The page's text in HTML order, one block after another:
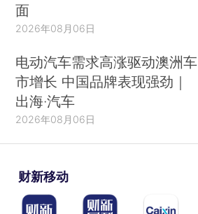
面
2026年08月06日
电动汽车需求高涨驱动澳洲车
市增长 中国品牌表现强劲｜
出海·汽车
2026年08月06日
财新移动